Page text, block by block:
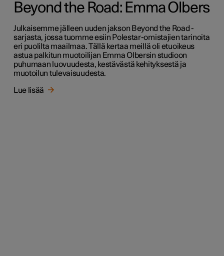
Beyond the Road: Emma Olbers
Julkaisemme jälleen uuden jakson Beyond the Road -
sarjasta, jossa tuomme esiin Polestar-omistajien tarinoita
eri puolilta maailmaa. Tällä kertaa meillä oli etuoikeus
astua palkitun muotoilijan Emma Olbersin studioon
puhumaan luovuudesta, kestävästä kehityksestä ja
muotoilun tulevaisuudesta.
Lue lisää